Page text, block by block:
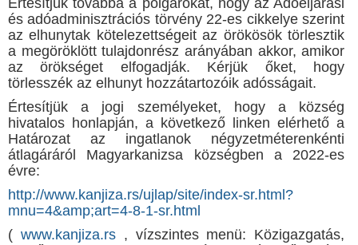
és adóadminisztrációs törvény 22-es cikkelye szerint
az elhunytak kötelezettségeit az örökösök törlesztik
a megöröklött tulajdonrész arányában akkor, amikor
az örökséget elfogadják. Kérjük őket, hogy
törlesszék az elhunyt hozzátartozóik adósságait.
Értesítjük a jogi személyeket, hogy a község
hivatalos honlapján, a következő linken elérhető a
Határozat az ingatlanok négyzetméterenkénti
átlagáráról Magyarkanizsa községben a 2022-es
évre:
http://www.kanjiza.rs/ujlap/site/index-sr.html?
mnu=4&amp;art=4-8-1-sr.html
( www.kanjiza.rs, vízszintes menü: Közigazgatás,